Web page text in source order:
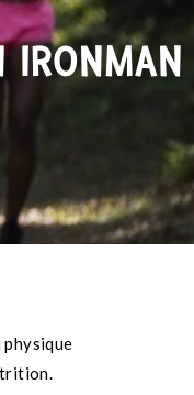
IRONMAN
physique